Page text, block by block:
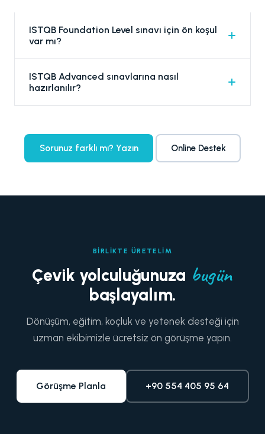
ISTQB Foundation Level sınavı için ön koşul
var mı?
süreçleri hakkında temel bilgi sahibi olmak
ISTQB Advanced sınavlarına nasıl
hazırlanılır?
Test Analyst başlıklarından birinde
uzmanlaşmak için ileri düzey eğitim almak
Sorunuz farklı mı? Yazın Online Destek
BIRLIKTE ÜRETELIM
Çevik yolculuğunuza bugün
başlayalım.
Dönüşüm, eğitim, koçluk ve yetenek desteği için
uzman ekibimizle ücretsiz ön görüşme yapın.
Görüşme Planla +90 554 405 95 64